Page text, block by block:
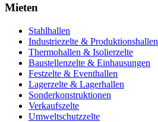
Mieten
Stahlhallen
Industriezelte & Produktionshallen
Thermohallen & Isolierzelte
Baustellenzelte & Einhausungen
Festzelte & Eventhallen
Lagerzelte & Lagerhallen
Sonderkonstruktionen
Verkaufszelte
Umweltschutzzelte